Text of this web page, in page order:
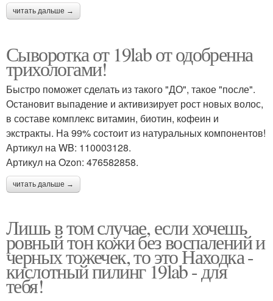
читать дальше →
Сыворотка от 19lab от одобренна
трихологами!
Быстро поможет сделать из такого "ДО", такое "после".
Остановит выпадение и активизирует рост новых волос,
в составе комплекс витамин, биотин, кофеин и
экстракты. На 99% состоит из натуральных компонентов!
Артикул на WB: 110003128.
Артикул на Ozon: 476582858.
читать дальше →
Лишь в том случае, если хочешь
ровный тон кожи без воспалений и
черных тожечек, то это Находка -
кислотный пилинг 19lab - для
тебя!